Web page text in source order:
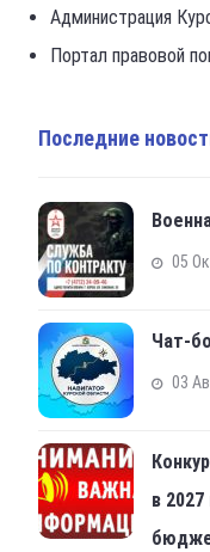
Администрация
Портал правовой
Последние
05
Чат-
03
в